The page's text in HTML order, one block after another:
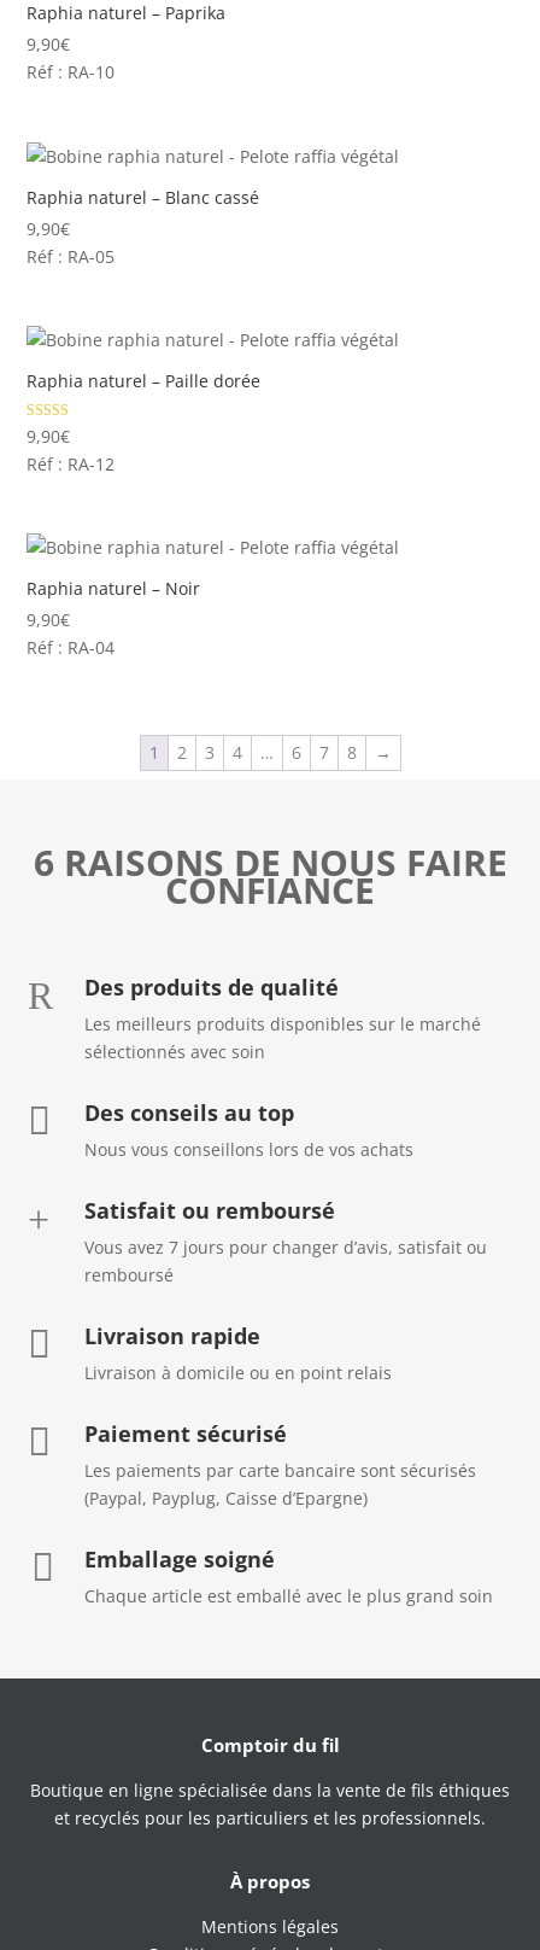
Raphia naturel – Paprika
9,90€
Réf : RA-10
Raphia naturel – Blanc cassé
9,90€
Réf : RA-05
Raphia naturel – Paille dorée
Note
5.00
sur 5
9,90€
Réf : RA-12
Raphia naturel – Noir
9,90€
Réf : RA-04
1 2 3 4 … 6 7 8 →
6 RAISONS DE NOUS FAIRE
CONFIANCE
R Des produits de qualité
Les meilleurs produits disponibles sur le marché
sélectionnés avec soin
 Des conseils au top
Nous vous conseillons lors de vos achats
+ Satisfait ou remboursé
Vous avez 7 jours pour changer d’avis, satisfait ou
remboursé
 Livraison rapide
Livraison à domicile ou en point relais
 Paiement sécurisé
Les paiements par carte bancaire sont sécurisés
(Paypal, Payplug, Caisse d’Epargne)
 Emballage soigné
Chaque article est emballé avec le plus grand soin
Comptoir du fil
Boutique en ligne spécialisée dans la vente de fils éthiques
et recyclés pour les particuliers et les professionnels.
À propos
Mentions légales